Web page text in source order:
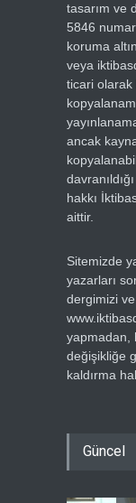
tasarım ve
5846
koruma
veya
ticari olarak
ancak
hakkı
aittir.
Sitemizde
yazarları
dergimizi
yapmadan,
değişikliğe
kaldırma
Güncel